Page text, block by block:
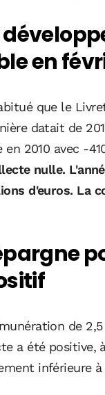
en
que le
datait de
en 2010 avec -
nulle.
d'euros. La
de
a été positive,
inférieure